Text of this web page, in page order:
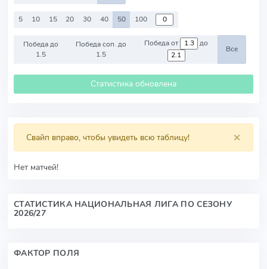
5 10 15 20 30 40 50 100
Победа до
1.5
Победа соп. до
1.5
Победа от до
Все
Статистика обновлена
×
Свайп вправо, чтобы увидеть всю таблицу!
Нет матчей!
СТАТИСТИКА НАЦИОНАЛЬНАЯ ЛИГА ПО СЕЗОНУ
2026/27
ФАКТОР ПОЛЯ